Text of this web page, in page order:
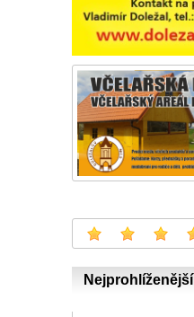
Nejprohlíženější